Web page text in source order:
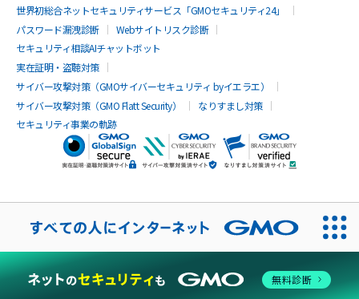
世界初総合ネットセキュリティサービス「GMOセキュリティ24」
パスワード漏洩診断
Webサイトリスク診断
セキュリティ相談AIチャットボット
実在証明・盗聴対策
サイバー攻撃対策（GMOサイバーセキュリティ byイエラエ）
サイバー攻撃対策（GMO Flatt Security）
なりすまし対策
セキュリティ事業の軌跡
無料診断